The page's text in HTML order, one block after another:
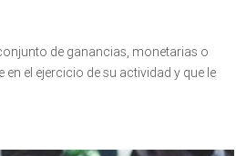
de ganancias, monetarias o
en el ejercicio de su actividad y que le